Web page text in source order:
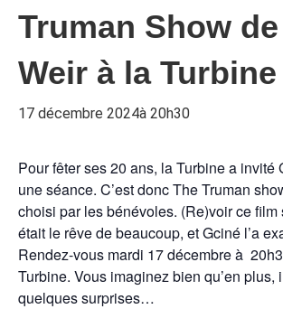
Truman Show
Weir à la Turbine
17 décembre 2024à 20h30
Pour fêter ses 20 ans, la Turbine a invité
une séance. C’est donc The Truman
choisi par les bénévoles. (Re)voir ce film
était le rêve de beaucoup, et Gciné l’a
Rendez-vous mardi 17 décembre à
Turbine. Vous imaginez bien qu’en plus,
quelques surprises…